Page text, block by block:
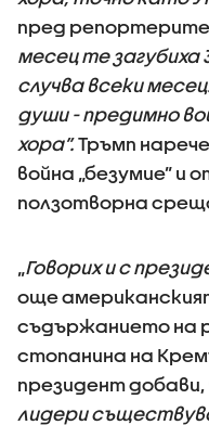
пред репортерите.
месец те загубиха
случва всеки
души - предимно
хора”.Тръмп
война „безумие” и
ползотворна
„Говорих и с
още
съдържанието на
стопанина на
президент добави,
лидери